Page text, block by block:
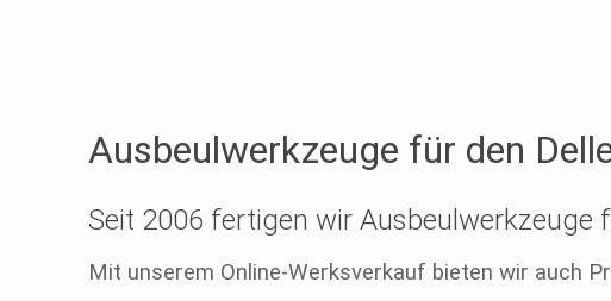
Ausbeulwerkzeuge für den
Seit 2006 fertigen wir Ausbeulwerkzeuge
Mit unserem Online-Werksverkauf bieten wir auch